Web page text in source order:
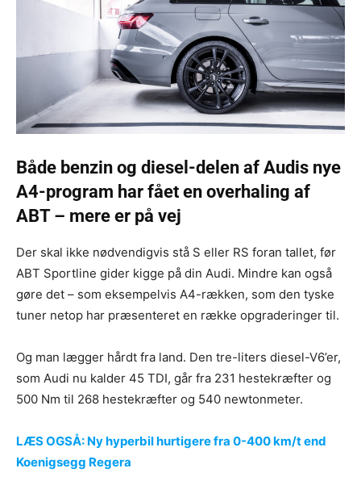
Både benzin og diesel-delen af Audis nye
A4-program har fået en overhaling af
ABT – mere er på vej
Der skal ikke nødvendigvis stå S eller RS foran tallet, før
ABT Sportline gider kigge på din Audi. Mindre kan også
gøre det – som eksempelvis A4-rækken, som den tyske
tuner netop har præsenteret en række opgraderinger til.
Og man lægger hårdt fra land. Den tre-liters diesel-V6’er,
som Audi nu kalder 45 TDI, går fra 231 hestekræfter og
500 Nm til 268 hestekræfter og 540 newtonmeter.
LÆS OGSÅ: Ny hyperbil hurtigere fra 0-400 km/t end
Koenigsegg Regera